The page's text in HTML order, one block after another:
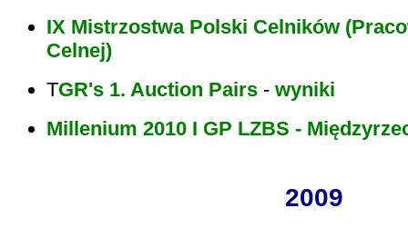
IX Mistrzostwa Polski Celników
Celnej)
TGR's 1. Auction Pairs - wyniki
Millenium 2010 I GP LZBS -
2009